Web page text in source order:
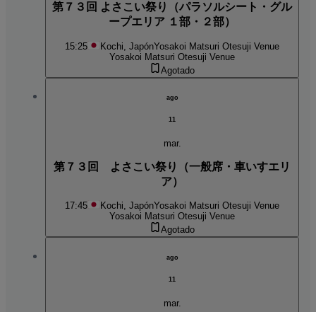
第７３回 よさこい祭り（パラソルシート・グル
ープエリア １部・２部）
15:25 Kochi, JapónYosakoi Matsuri Otesuji Venue
Yosakoi Matsuri Otesuji Venue
Agotado
ago
11
mar.
第７３回 よさこい祭り（一般席・車いすエリ
ア）
17:45 Kochi, JapónYosakoi Matsuri Otesuji Venue
Yosakoi Matsuri Otesuji Venue
Agotado
ago
11
mar.